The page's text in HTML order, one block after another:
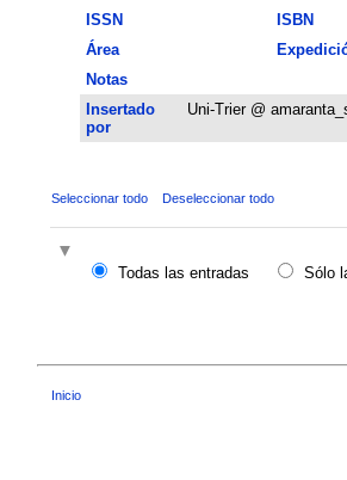
ISSN
ISBN
Área
Notas
Insertado
por
Uni-Trier @
Seleccionar todo Deseleccionar todo
Todas las entradas
Sólo
Inicio